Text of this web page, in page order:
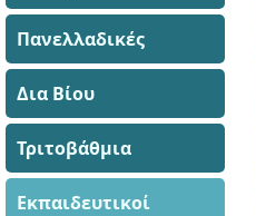
Πανελλαδικές
Δια Βίου
Τριτοβάθμια
Εκπαιδευτικοί